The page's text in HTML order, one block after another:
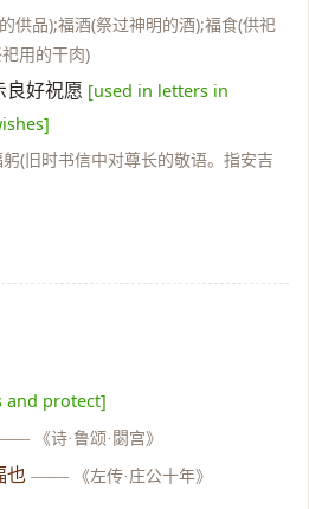
供品);福酒(祭过神明的酒);福食(供祀
用的干肉)
良好祝愿 [used in letters in
(旧时书信中对尊长的敬语。指安吉
and protect]
《诗·鲁颂·閟宫》
也 —— 《左传·庄公十年》